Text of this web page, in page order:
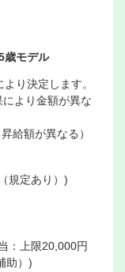
歳モデル
り決定します。
より金額が異な
給額が異なる）
規定あり）)
：上限20,000円
助）)